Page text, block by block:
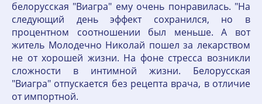
белорусская "Виагра" ему очень понравилась. "На
следующий день эффект сохранился, но в
процентном соотношении был меньше. А вот
житель Молодечно Николай пошел за лекарством
не от хорошей жизни. На фоне стресса возникли
сложности в интимной жизни. Белорусская
"Виагра" отпускается без рецепта врача, в отличие
от импортной.